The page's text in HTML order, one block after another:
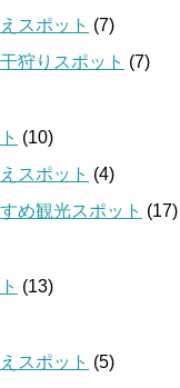
スポット (7)
狩りスポット (7)
(10)
スポット (4)
め観光スポット (17)
(13)
スポット (5)